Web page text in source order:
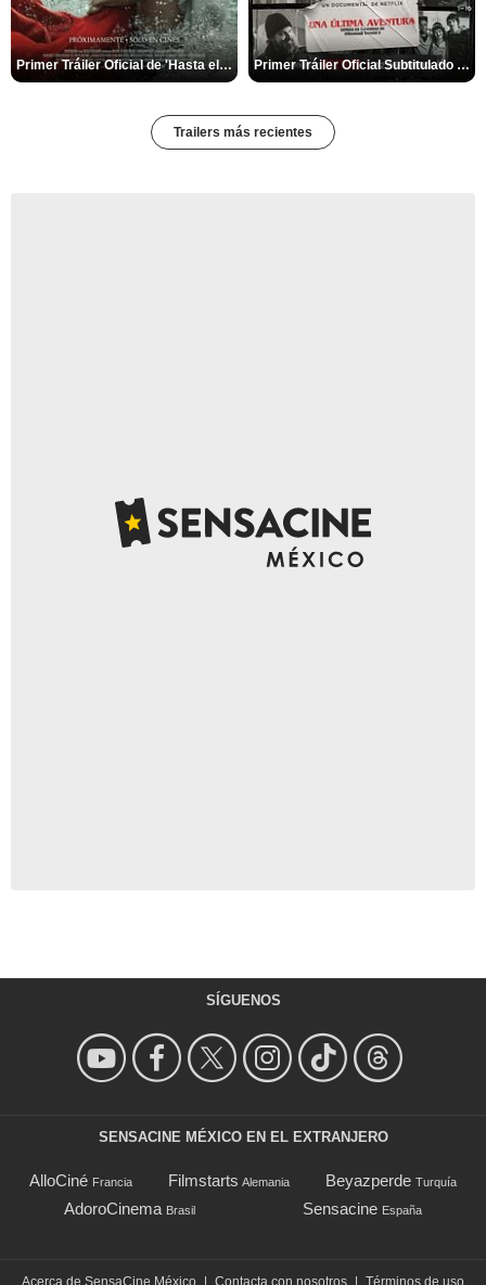
Primer Tráiler Oficial de 'Hasta el fin del mundo' Primer Tráiler Oficial Subtitulado de 'Una última aventura: Detrás de cámaras de Stranger Things 5'
Trailers más recientes
SÍGUENOS
SENSACINE MÉXICO EN EL EXTRANJERO
AlloCiné Francia Filmstarts Alemania Beyazperde Turquía
AdoroCinema Brasil Sensacine España